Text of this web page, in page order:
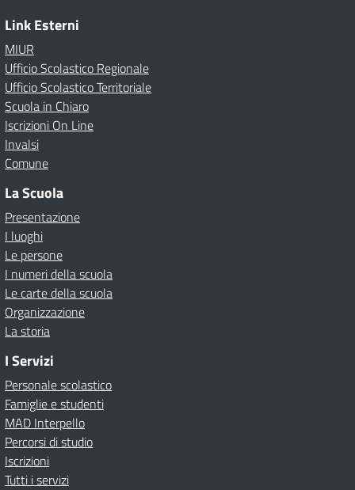
Link Esterni
MIUR
Ufficio Scolastico Regionale
Ufficio Scolastico Territoriale
Scuola in Chiaro
Iscrizioni On Line
Invalsi
Comune
La Scuola
Presentazione
I luoghi
Le persone
I numeri della scuola
Le carte della scuola
Organizzazione
La storia
I Servizi
Personale scolastico
Famiglie e studenti
MAD Interpello
Percorsi di studio
Iscrizioni
Tutti i servizi